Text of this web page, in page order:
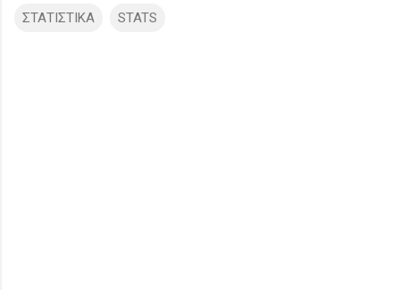
ΣΤΑΤΙΣΤΙΚΑ STATS